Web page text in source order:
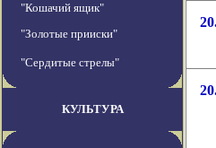
"Кошачий ящик"
"Золотые прииски"
"Сердитые стрелы"
КУЛЬТУРА